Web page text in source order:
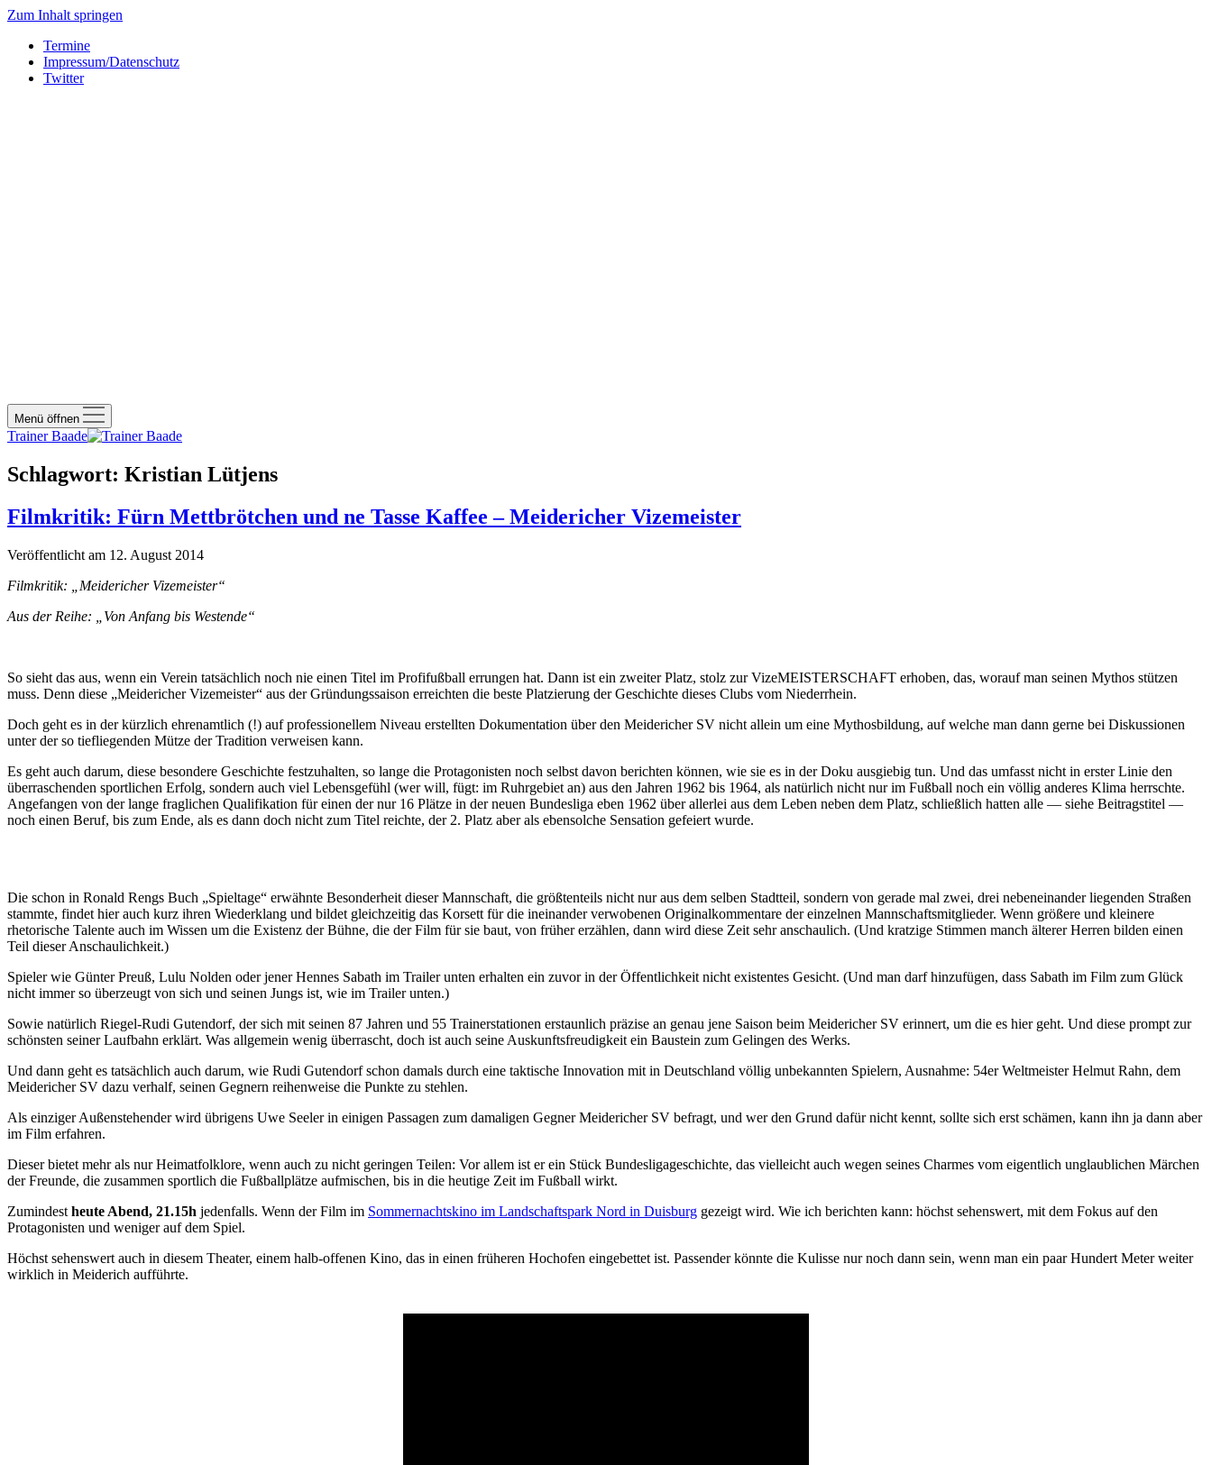
Zum Inhalt springen
Termine
Impressum/Datenschutz
Twitter
Menü öffnen
Trainer Baade
Schlagwort: Kristian Lütjens
Filmkritik: Fürn Mettbrötchen und ne Tasse Kaffee – Meidericher Vizemeister
Veröffentlicht am 12. August 2014
Filmkritik: „Meidericher Vizemeister“
Aus der Reihe: „Von Anfang bis Westende“
So sieht das aus, wenn ein Verein tatsächlich noch nie einen Titel im Profifußball errungen hat. Dann ist ein zweiter Platz, stolz zur VizeMEISTERSCHAFT erhoben, das, worauf man seinen Mythos stützen
muss. Denn diese „Meidericher Vizemeister“ aus der Gründungssaison erreichten die beste Platzierung der Geschichte dieses Clubs vom Niederrhein.
Doch geht es in der kürzlich ehrenamtlich (!) auf professionellem Niveau erstellten Dokumentation über den Meidericher SV nicht allein um eine Mythosbildung, auf welche man dann gerne bei Diskussionen
unter der so tiefliegenden Mütze der Tradition verweisen kann.
Es geht auch darum, diese besondere Geschichte festzuhalten, so lange die Protagonisten noch selbst davon berichten können, wie sie es in der Doku ausgiebig tun. Und das umfasst nicht in erster Linie den
überraschenden sportlichen Erfolg, sondern auch viel Lebensgefühl (wer will, fügt: im Ruhrgebiet an) aus den Jahren 1962 bis 1964, als natürlich nicht nur im Fußball noch ein völlig anderes Klima herrschte.
Angefangen von der lange fraglichen Qualifikation für einen der nur 16 Plätze in der neuen Bundesliga eben 1962 über allerlei aus dem Leben neben dem Platz, schließlich hatten alle — siehe Beitragstitel —
noch einen Beruf, bis zum Ende, als es dann doch nicht zum Titel reichte, der 2. Platz aber als ebensolche Sensation gefeiert wurde.
Die schon in Ronald Rengs Buch „Spieltage“ erwähnte Besonderheit dieser Mannschaft, die größtenteils nicht nur aus dem selben Stadtteil, sondern von gerade mal zwei, drei nebeneinander liegenden Straßen
stammte, findet hier auch kurz ihren Wiederklang und bildet gleichzeitig das Korsett für die ineinander verwobenen Originalkommentare der einzelnen Mannschaftsmitglieder. Wenn größere und kleinere
rhetorische Talente auch im Wissen um die Existenz der Bühne, die der Film für sie baut, von früher erzählen, dann wird diese Zeit sehr anschaulich. (Und kratzige Stimmen manch älterer Herren bilden einen
Teil dieser Anschaulichkeit.)
Spieler wie Günter Preuß, Lulu Nolden oder jener Hennes Sabath im Trailer unten erhalten ein zuvor in der Öffentlichkeit nicht existentes Gesicht. (Und man darf hinzufügen, dass Sabath im Film zum Glück
nicht immer so überzeugt von sich und seinen Jungs ist, wie im Trailer unten.)
Sowie natürlich Riegel-Rudi Gutendorf, der sich mit seinen 87 Jahren und 55 Trainerstationen erstaunlich präzise an genau jene Saison beim Meidericher SV erinnert, um die es hier geht. Und diese prompt zur
schönsten seiner Laufbahn erklärt. Was allgemein wenig überrascht, doch ist auch seine Auskunftsfreudigkeit ein Baustein zum Gelingen des Werks.
Und dann geht es tatsächlich auch darum, wie Rudi Gutendorf schon damals durch eine taktische Innovation mit in Deutschland völlig unbekannten Spielern, Ausnahme: 54er Weltmeister Helmut Rahn, dem
Meidericher SV dazu verhalf, seinen Gegnern reihenweise die Punkte zu stehlen.
Als einziger Außenstehender wird übrigens Uwe Seeler in einigen Passagen zum damaligen Gegner Meidericher SV befragt, und wer den Grund dafür nicht kennt, sollte sich erst schämen, kann ihn ja dann aber
im Film erfahren.
Dieser bietet mehr als nur Heimatfolklore, wenn auch zu nicht geringen Teilen: Vor allem ist er ein Stück Bundesligageschichte, das vielleicht auch wegen seines Charmes vom eigentlich unglaublichen Märchen
der Freunde, die zusammen sportlich die Fußballplätze aufmischen, bis in die heutige Zeit im Fußball wirkt.
Zumindest heute Abend, 21.15h jedenfalls. Wenn der Film im Sommernachtskino im Landschaftspark Nord in Duisburg gezeigt wird. Wie ich berichten kann: höchst sehenswert, mit dem Fokus auf den
Protagonisten und weniger auf dem Spiel.
Höchst sehenswert auch in diesem Theater, einem halb-offenen Kino, das in einen früheren Hochofen eingebettet ist. Passender könnte die Kulisse nur noch dann sein, wenn man ein paar Hundert Meter weiter
wirklich in Meiderich aufführte.